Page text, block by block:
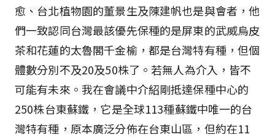
愈、台北植物園的董景生及陳建帆也是與會者，他
們一致認同台灣最該優先保種的是屏東的武威烏皮
茶和花蓮的太魯閣千金榆，都是台灣特有種，但個
體數分別不及20及50株了。若無人為介入，皆不
可能有未來。我在會議中介紹剛抵達保種中心的
250株台東蘇鐵，它是全球113種蘇鐵中唯一的台
灣特有種，原本廣泛分佈在台東山區，但約在11